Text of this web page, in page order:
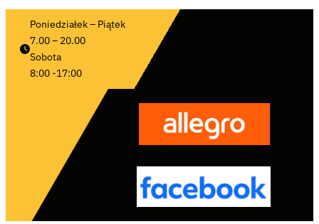
Poniedziałek – Piątek
7.00 – 20.00
Sobota
8:00 -17:00